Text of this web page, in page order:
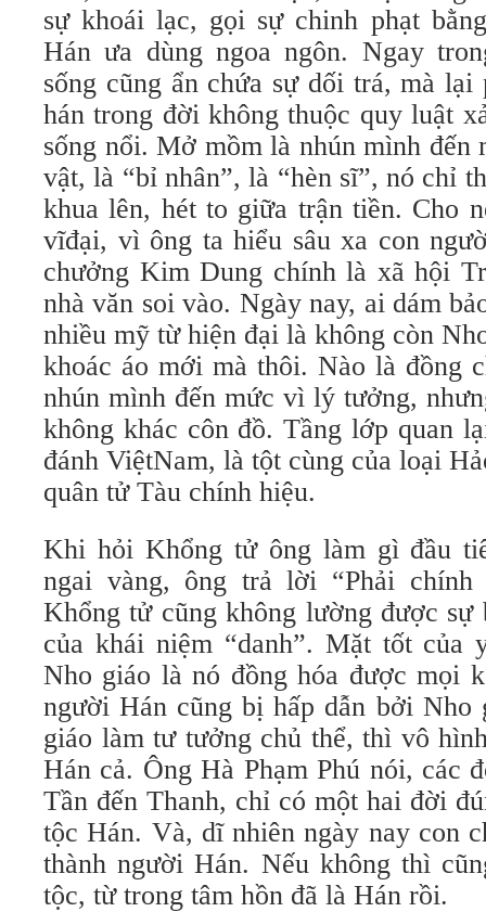
sự khoái lạc, gọi sự chinh phạt
Hán ưa dùng ngoa ngôn. Ngay
sống cũng ẩn chứa sự dối trá, mà
hán trong đời không thuộc quy luật
sống nổi. Mở mồm là nhún mình đến
vật, là “bỉ nhân”, là “hèn sĩ”, nó chỉ
khua lên, hét to giữa trận tiền. Cho
vĩđại, vì ông ta hiểu sâu xa con
chưởng Kim Dung chính là xã hội
nhà văn soi vào. Ngày nay, ai dám
nhiều mỹ từ hiện đại là không còn
khoác áo mới mà thôi. Nào là đồng
nhún mình đến mức vì lý tưởng,
không khác côn đồ. Tầng lớp quan
đánh ViệtNam, là tột cùng của loại
quân tử Tàu chính hiệu.
Khi hỏi Khổng tử ông làm gì đầu
ngai vàng, ông trả lời “Phải chính
Khổng tử cũng không lường được sự
của khái niệm “danh”. Mặt tốt của
Nho giáo là nó đồng hóa được mọi
người Hán cũng bị hấp dẫn bởi Nho
giáo làm tư tưởng chủ thể, thì vô
Hán cả. Ông Hà Phạm Phú nói, các
Tần đến Thanh, chỉ có một hai đời
tộc Hán. Và, dĩ nhiên ngày nay con
thành người Hán. Nếu không thì
tộc, từ trong tâm hồn đã là Hán rồi.